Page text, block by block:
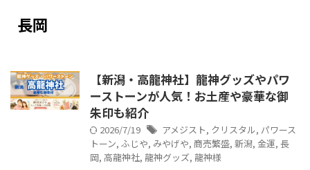
長岡
【新潟・高龍神社】龍神グッズやパワ
ーストーンが人気！お土産や豪華な御
朱印も紹介
2026/7/19 アメジスト, クリスタル, パワース
トーン, ふじや, みやげや, 商売繁盛, 新潟, 金運, 長
岡, 高龍神社, 龍神グッズ, 龍神様